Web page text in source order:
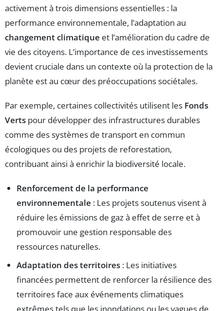
activement à trois dimensions essentielles : la
performance environnementale, l’adaptation au
changement climatique et l’amélioration du cadre de
vie des citoyens. L’importance de ces investissements
devient cruciale dans un contexte où la protection de la
planète est au cœur des préoccupations sociétales.
Par exemple, certaines collectivités utilisent les Fonds
Verts pour développer des infrastructures durables
comme des systèmes de transport en commun
écologiques ou des projets de reforestation,
contribuant ainsi à enrichir la biodiversité locale.
Renforcement de la performance
environnementale : Les projets soutenus visent à
réduire les émissions de gaz à effet de serre et à
promouvoir une gestion responsable des
ressources naturelles.
Adaptation des territoires : Les initiatives
financées permettent de renforcer la résilience des
territoires face aux événements climatiques